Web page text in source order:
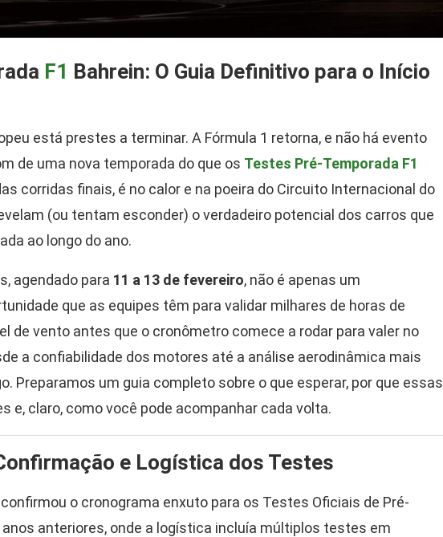
F1 Bahrein: O Guia Definitivo para o Início
está prestes a terminar. A Fórmula 1 retorna, e não há evento
de uma nova temporada do que os Testes Pré-Temporada F1
corridas finais, é no calor e na poeira do Circuito Internacional do
(ou tentam esconder) o verdadeiro potencial dos carros que
ao longo do ano.
agendado para 11 a 13 de fevereiro, não é apenas um
que as equipes têm para validar milhares de horas de
de vento antes que o cronômetro comece a rodar para valer no
a confiabilidade dos motores até a análise aerodinâmica mais
Preparamos um guia completo sobre o que esperar, por que essas
e, claro, como você pode acompanhar cada volta.
e Logística dos Testes
o cronograma enxuto para os Testes Oficiais de Pré-
anteriores, onde a logística incluía múltiplos testes em